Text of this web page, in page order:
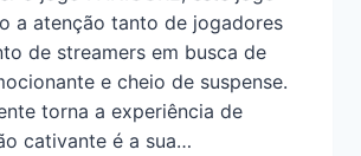
a atenção tanto de jogadores
de streamers em busca de
e cheio de suspense.
torna a experiência de
cativante é a sua…